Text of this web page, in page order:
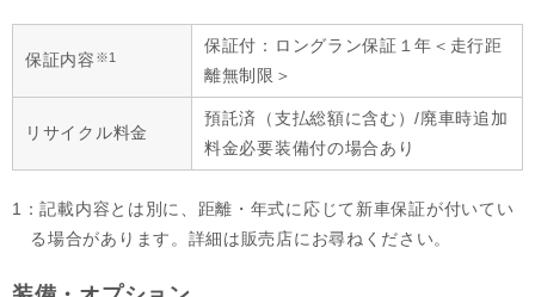
保証内容 ※1
保証付：ロングラン保証１年＜走行距
離無制限＞
リサイクル料金
預託済（支払総額に含む）/廃車時追加
料金必要装備付の場合あり
1：記載内容とは別に、距離・年式に応じて新車保証が付いてい
る場合があります。詳細は販売店にお尋ねください。